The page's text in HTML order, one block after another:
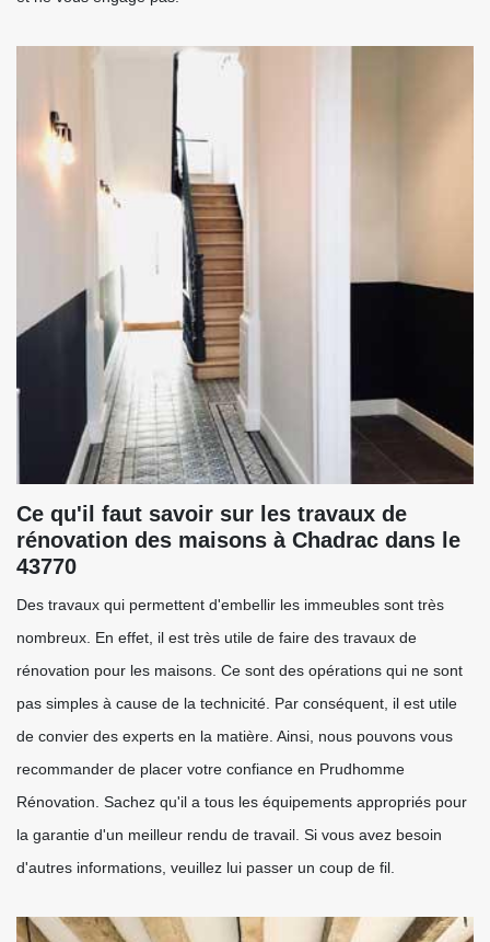
Ce qu'il faut savoir sur les travaux de
rénovation des maisons à Chadrac dans le
43770
Des travaux qui permettent d'embellir les immeubles sont très
nombreux. En effet, il est très utile de faire des travaux de
rénovation pour les maisons. Ce sont des opérations qui ne sont
pas simples à cause de la technicité. Par conséquent, il est utile
de convier des experts en la matière. Ainsi, nous pouvons vous
recommander de placer votre confiance en Prudhomme
Rénovation. Sachez qu'il a tous les équipements appropriés pour
la garantie d'un meilleur rendu de travail. Si vous avez besoin
d'autres informations, veuillez lui passer un coup de fil.